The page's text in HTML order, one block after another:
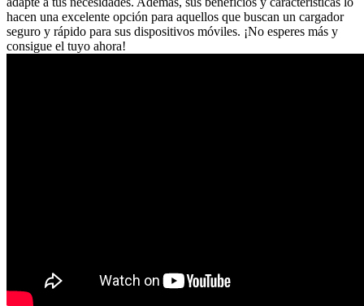
hacen una excelente opción para aquellos que buscan un cargador
seguro y rápido para sus dispositivos móviles. ¡No esperes más y
consigue el tuyo ahora!